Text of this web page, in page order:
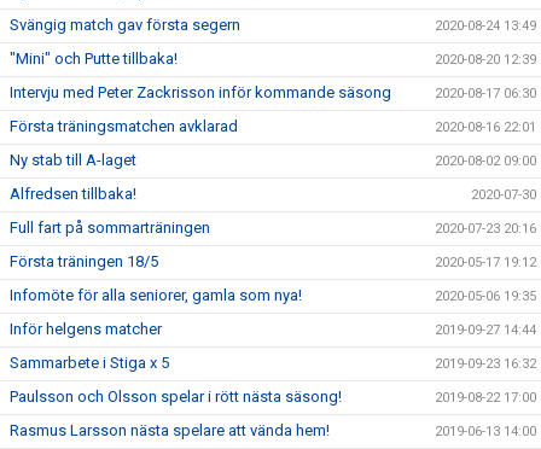
Svängig match gav första segern 2020-08-24 13:49
"Mini" och Putte tillbaka! 2020-08-20 12:39
Intervju med Peter Zackrisson inför kommande säsong 2020-08-17 06:30
Första träningsmatchen avklarad 2020-08-16 22:01
Ny stab till A-laget 2020-08-02 09:00
Alfredsen tillbaka! 2020-07-30
Full fart på sommarträningen 2020-07-23 20:16
Första träningen 18/5 2020-05-17 19:12
Infomöte för alla seniorer, gamla som nya! 2020-05-06 19:35
Inför helgens matcher 2019-09-27 14:44
Sammarbete i Stiga x 5 2019-09-23 16:32
Paulsson och Olsson spelar i rött nästa säsong! 2019-08-22 17:00
Rasmus Larsson nästa spelare att vända hem! 2019-06-13 14:00